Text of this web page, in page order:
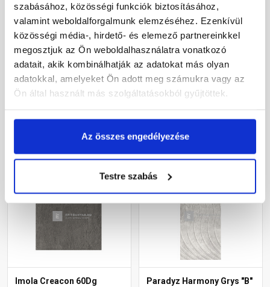
szabásához, közösségi funkciók biztosításához,
valamint weboldalforgalmunk elemzéséhez. Ezenkívül
közösségi média-, hirdető- és elemező partnereinkkel
megosztjuk az Ön weboldalhasználatra vonatkozó
adatait, akik kombinálhatják az adatokat más olyan
adatokkal, amelyeket Ön adott meg számukra vagy az
Ön által használt más szolgáltatásokból gyűjtöttek.
Az összes engedélyezése
Testre szabás
Fap Maku Light fali
csempe, szürke 25x75 cm
Megnézem
fali csempe, világosszürke
25x75 cm
Megnézem
Imola Creacon 60Dg
Paradyz Harmony Grys "B"